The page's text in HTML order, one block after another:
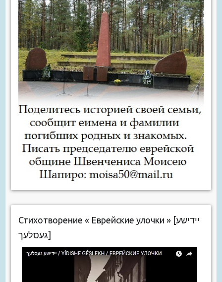
Стихотворение « Еврейские улочки » [יידישע
געסלעך]